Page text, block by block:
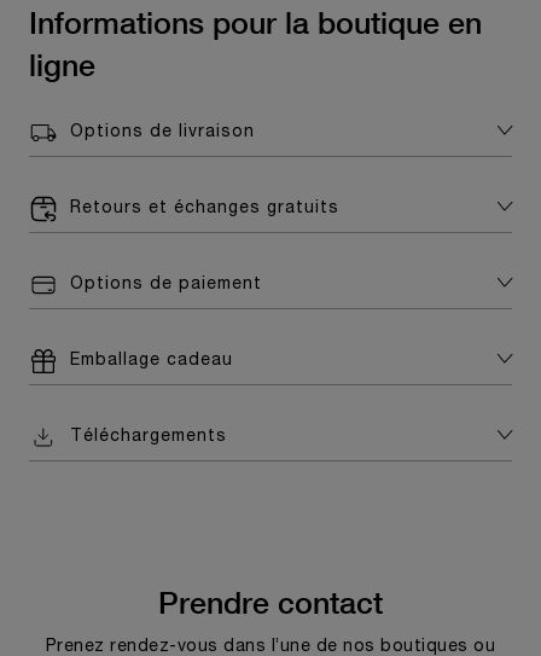
Informations pour la boutique en
ligne
Options de livraison
Retours et échanges gratuits
Options de paiement
Emballage cadeau
Téléchargements
Prendre contact
Prenez rendez-vous dans l’une de nos boutiques ou